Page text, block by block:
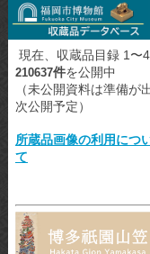
現在、収蔵品目録 1〜
210637件を公開中
（未公開資料は準備が
次公開予定）
所蔵品画像の利用につ
て